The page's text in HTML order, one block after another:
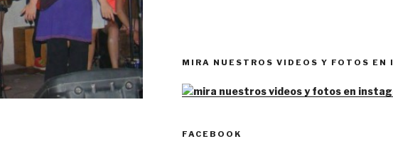
MIRA NUESTROS VIDEOS Y FOTOS EN
FACEBOOK